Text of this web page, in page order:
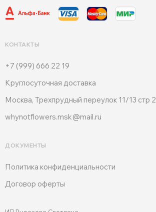
ДОКУМЕНТЫ
Политика конфиденциальности
+7 (999) 666 22 19
КОНТАКТЫ
Круглосуточная доставка
Москва, Трехпрудный переулок 11/13 стр 2
whynotflowers.msk@mail.ru
Договор оферты